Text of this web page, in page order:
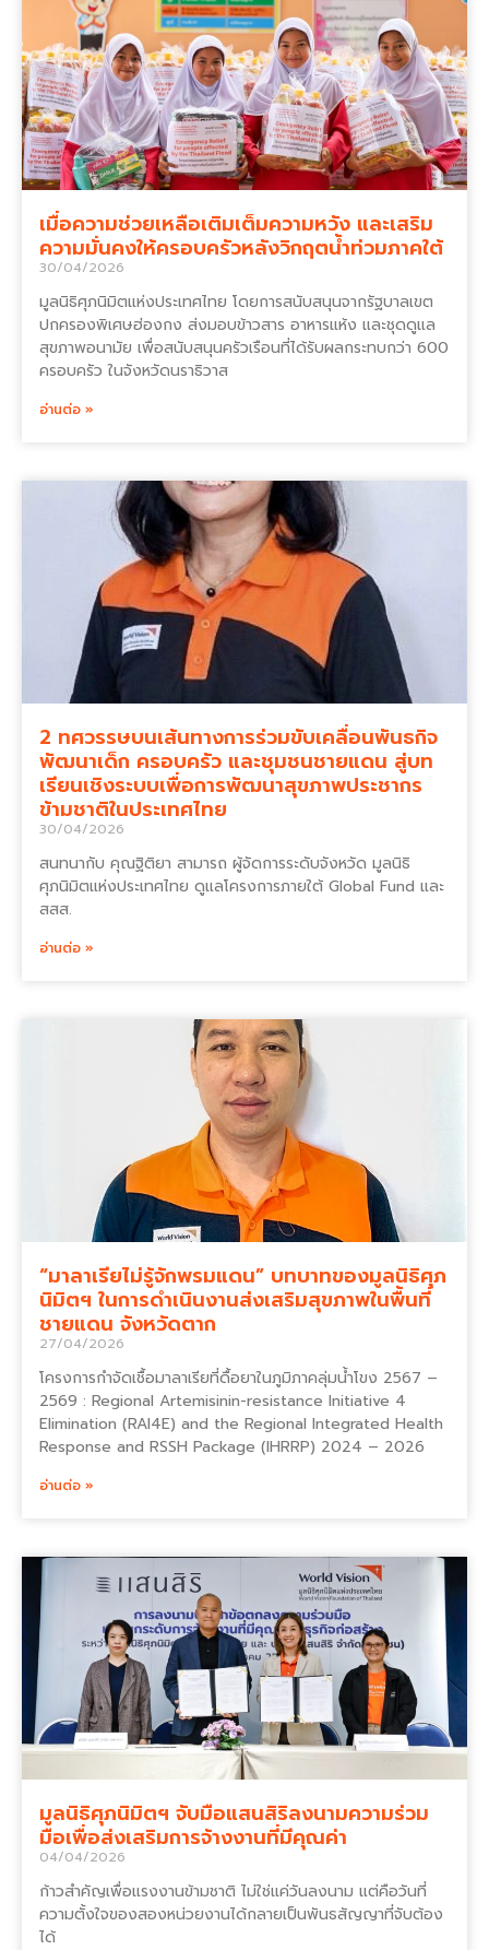
เมื่อความช่วยเหลือเติมเต็มความหวัง และเสริม
ความมั่นคงให้ครอบครัวหลังวิกฤตน้ำท่วมภาคใต้
30/04/2026
มูลนิธิศุภนิมิตแห่งประเทศไทย โดยการสนับสนุนจากรัฐบาลเขต
ปกครองพิเศษฮ่องกง ส่งมอบข้าวสาร อาหารแห้ง และชุดดูแล
สุขภาพอนามัย เพื่อสนับสนุนครัวเรือนที่ได้รับผลกระทบกว่า 600
ครอบครัว ในจังหวัดนราธิวาส
อ่านต่อ »
2 ทศวรรษบนเส้นทางการร่วมขับเคลื่อนพันธกิจ
พัฒนาเด็ก ครอบครัว และชุมชนชายแดน สู่บท
เรียนเชิงระบบเพื่อการพัฒนาสุขภาพประชากร
ข้ามชาติในประเทศไทย
30/04/2026
สนทนากับ คุณฐิติยา สามารถ ผู้จัดการระดับจังหวัด มูลนิธิ
ศุภนิมิตแห่งประเทศไทย ดูแลโครงการภายใต้ Global Fund และ
สสส.
อ่านต่อ »
“มาลาเรียไม่รู้จักพรมแดน” บทบาทของมูลนิธิศุภ
นิมิตฯ ในการดำเนินงานส่งเสริมสุขภาพในพื้นที่
ชายแดน จังหวัดตาก
27/04/2026
โครงการกำจัดเชื้อมาลาเรียที่ดื้อยาในภูมิภาคลุ่มน้ำโขง 2567 –
2569 : Regional Artemisinin-resistance Initiative 4
Elimination (RAI4E) and the Regional Integrated Health
Response and RSSH Package (IHRRP) 2024 – 2026
อ่านต่อ »
มูลนิธิศุภนิมิตฯ จับมือแสนสิริลงนามความร่วม
มือเพื่อส่งเสริมการจ้างงานที่มีคุณค่า
04/04/2026
ก้าวสำคัญเพื่อแรงงานข้ามชาติ ไม่ใช่แค่วันลงนาม แต่คือวันที่
ความตั้งใจของสองหน่วยงานได้กลายเป็นพันธสัญญาที่จับต้อง
ได้